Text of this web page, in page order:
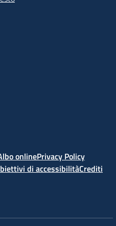
onlinePrivacy Policy
di accessibilitàCrediti